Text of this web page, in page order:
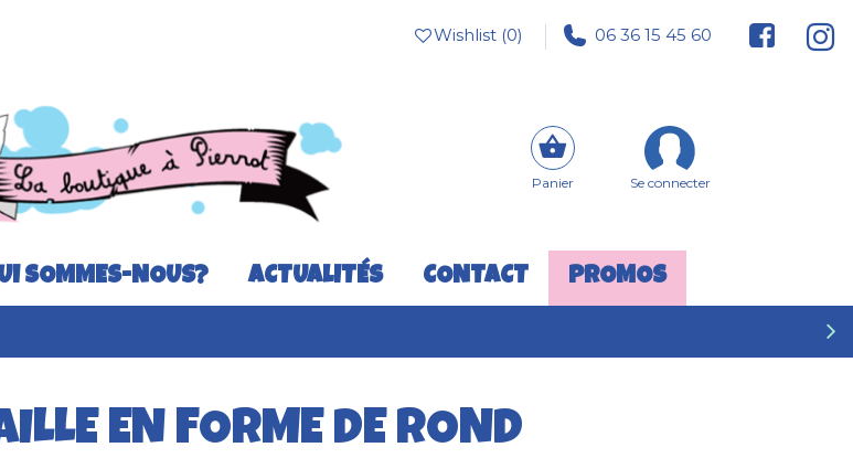
Wishlist (0) 06 36 15 45 60
Panier Se connecter
SOMMES-NOUS? ACTUALITÉS CONTACT PROMOS
EN FORME DE ROND